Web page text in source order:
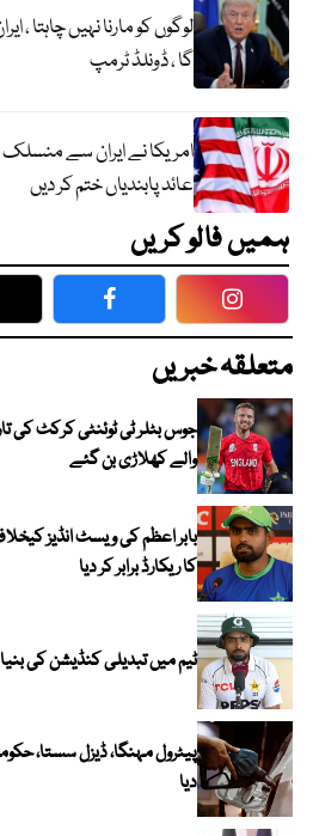
لوگوں کو مارنا نہیں چاہتا ،
گا ، ڈونلڈ ٹرمپ
عائد پابندیاں ختم کر دیں
ہمیں فالو کریں
Facebook
متعلقہ خبریں
جوس بٹلر ٹی ٹوئنٹی کرکٹ کی
والے کھلاڑی بن گئے
بابر اعظم کی ویسٹ انڈیز
کا ریکارڈ برابر کر دیا
ٹیم میں تبدیلی کنڈیشن کی
پیٹرول مہنگا، ڈیزل سستا،
دیا